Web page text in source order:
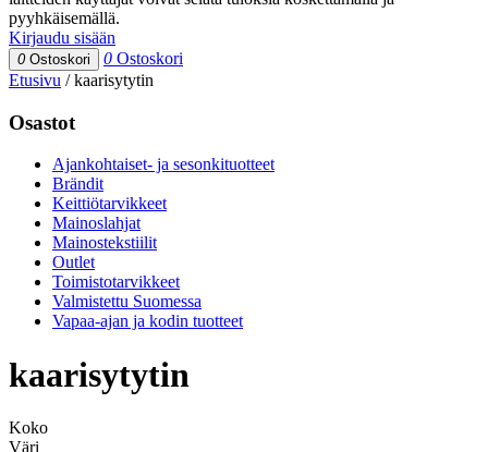
pyyhkäisemällä.
Kirjaudu sisään
0 Ostoskori 0 Ostoskori
Etusivu /kaarisytytin
Osastot
Ajankohtaiset- ja sesonkituotteet
Brändit
Keittiötarvikkeet
Mainoslahjat
Mainostekstiilit
Outlet
Toimistotarvikkeet
Valmistettu Suomessa
Vapaa-ajan ja kodin tuotteet
kaarisytytin
Koko
Väri